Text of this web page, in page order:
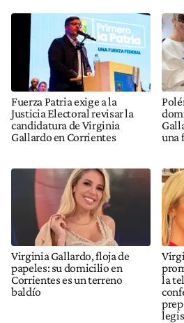
Fuerza Patria exige a la
Justicia Electoral revisar la
candidatura de Virginia
Gallardo en Corrientes
una
Virginia Gallardo, floja de
papeles: su domicilio en
Corrientes es un terreno
baldío
la